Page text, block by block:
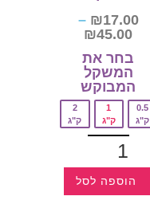
₪17.00
–
₪45.00
בחר את
המשקל
המבוקש‎
0.5
ק"ג
1
ק"ג
2
ק"ג
הוספה לסל